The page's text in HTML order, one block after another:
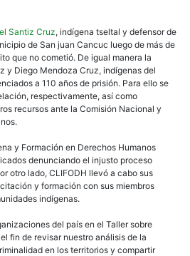
Santiz Cruz, indígena tseltal y defensor de
de San juan Cancuc luego de más de
que no cometió. De igual manera la
y Diego Mendoza Cruz, indígenas del
a 110 años de prisión. Para ello se
respectivamente, así como
recursos ante la Comisión Nacional y
y Formación en Derechos Humanos
denunciando el injusto proceso
otro lado, CLIFODH llevó a cabo sus
y formación con sus miembros
indígenas.
del país en el Taller sobre
fin de revisar nuestro análisis de la
en los territorios y compartir